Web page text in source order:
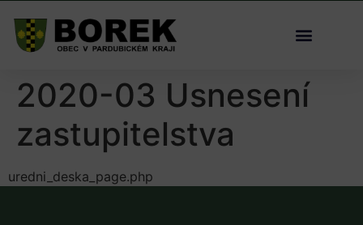
2020-03 Usnesení
zastupitelstva
uredni_deska_page.php